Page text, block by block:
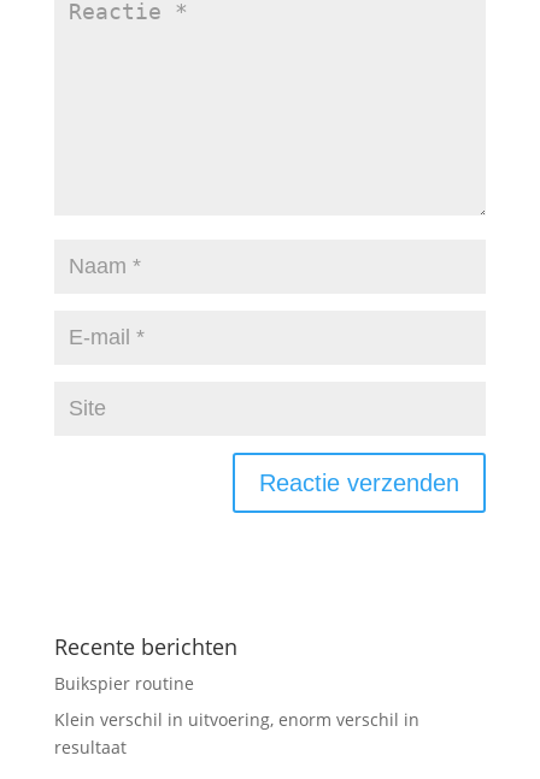
Recente berichten
Buikspier routine
Klein verschil in uitvoering, enorm verschil in
resultaat